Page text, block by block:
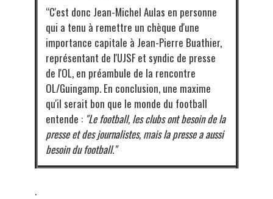
“C'est donc Jean-Michel Aulas en personne
qui a tenu à remettre un chèque d'une
importance capitale à Jean-Pierre Buathier,
représentant de l'UJSF et syndic de presse
de l'OL, en préambule de la rencontre
OL/Guingamp. En conclusion, une maxime
qu'il serait bon que le monde du football
entende : "Le football, les clubs ont besoin de la
presse et des journalistes, mais la presse a aussi
besoin du football."
.